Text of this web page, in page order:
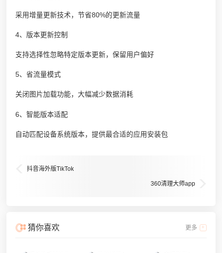
采用增量更新技术，节省80%的更新流量
4、版本更新控制
支持选择性忽略特定版本更新，保留用户偏好
5、省流量模式
关闭图片加载功能，大幅减少数据消耗
6、智能版本适配
自动匹配设备系统版本，提供最合适的应用安装包
抖音海外版TikTok
360清理大师app
猜你喜欢 更多